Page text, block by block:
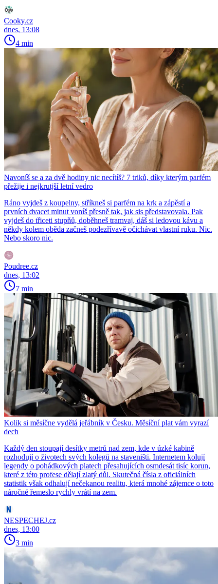
Cooky.cz
dnes, 13:08
4 min
Navoníš se a za dvě hodiny nic necítíš? 7 triků, díky kterým parfém
přežije i nejkrutjší letní vedro
Ráno vyjdeš z koupelny, stříkneš si parfém na krk a zápěstí a
prvních dvacet minut voníš přesně tak, jak sis představovala. Pak
vyjdeš do třiceti stupňů, doběhneš tramvaj, dáš si ledovou kávu a
někdy kolem oběda začneš podezřívavě očichávat vlastní ruku. Nic.
Nebo skoro nic.
Poudree.cz
dnes, 13:02
7 min
Kolik si měsíčne vydělá jeřábník v Česku. Měsíční plat vám vyrazí
dech
Každý den stoupají desítky metrů nad zem, kde v úzké kabině
rozhodují o životech svých kolegů na staveništi. Internetem kolují
legendy o pohádkových platech přesahujících osmdesát tisíc korun,
které z této profese dělají zlatý důl. Skutečná čísla z oficiálních
statistik však odhalují nečekanou realitu, která mnohé zájemce o toto
náročné řemeslo rychly vrátí na zem.
NESPECHEJ.cz
dnes, 13:00
3 min